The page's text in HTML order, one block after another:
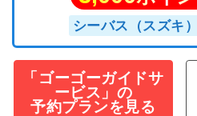
シーバス（スズキ）
「ゴーゴーガイドサ
ービス」の
予約プランを見る